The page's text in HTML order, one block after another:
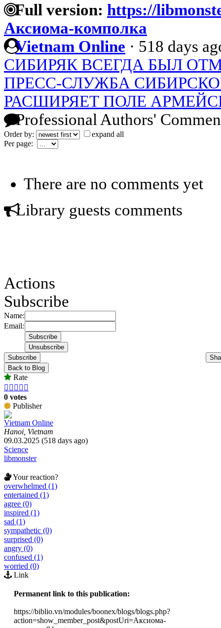
Full version: https://
Аксиома-комполка
Vietnam Online · 518 days
СИБИРЯК ВСЕГДА БЫЛ
ПРЕСС-СЛУЖБА
РАСШИРЯЕТ ПОЛЕ
Professional Authors'
Order by:
expand all
Per page:
There are no comments yet
Library guests comments
Actions
Subscribe
Name:
Email:
Subscribe
Back to Blog
Rate
    
0 votes
Publisher
Vietnam Online
Hanoi, Vietnam
09.03.2025 (518 days ago)
Science
libmonster
Your reaction?
overwhelmed (1)
entertained (1)
agree (0)
inspired (1)
sad (1)
sympathetic (0)
surprised (0)
angry (0)
confused (1)
worried (0)
Link
Permanent link to this publication:
https://biblio.vn/modules/boonex/blogs/blogs.php?
action=show_member_post&postUri=Аксиома-